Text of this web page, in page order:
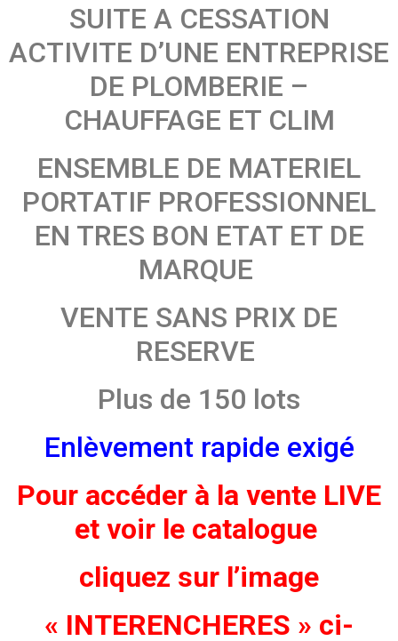
SUITE A CESSATION
ACTIVITE D’UNE ENTREPRISE
DE PLOMBERIE –
CHAUFFAGE ET CLIM
ENSEMBLE DE MATERIEL
PORTATIF PROFESSIONNEL
EN TRES BON ETAT ET DE
MARQUE
VENTE SANS PRIX DE
RESERVE
Plus de 150 lots
Enlèvement rapide exigé
Pour accéder à la vente LIVE
et voir le catalogue
cliquez sur l’image
« INTERENCHERES » ci-